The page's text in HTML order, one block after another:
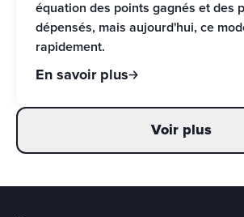
équation des points gagnés et des
dépensés, mais aujourd'hui, ce
rapidement.
En savoir plus
Voir plus